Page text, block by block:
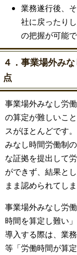
業務遂行後、
社に戻ったり
の把握が可能
４．事業場外み
点
事業場外みなし労
の算定が難しいこ
スがほとんどです
みなし時間労働制
な証拠を提出して
ができず、結果と
まま認められてし
事業場外みなし労
時間を算定し難い
導入する際は、業
等「労働時間が算